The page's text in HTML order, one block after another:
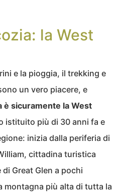
la West
e la pioggia, il trekking e
un vero piacere, e
è sicuramente la West
istituito più di 30 anni fa e
inizia dalla periferia di
cittadina turistica
Great Glen a pochi
montagna più alta di tutta la